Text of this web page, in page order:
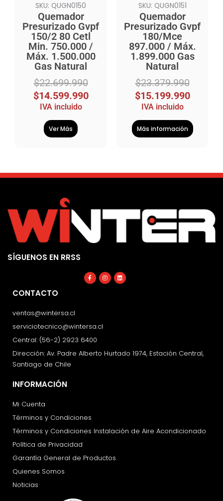
SKU: QUGN0150
Quemador
Presurizado Gvpf
150/2 80 Cetl
Min. 750.000 /
Máx. 1.500.000
Gas Natural
$22.699.990
$14.599.990
IVA incluido
Ver Más
SKU: QUGN0151
Quemador
Presurizado Gvpf
180/Mce
897.000 / Máx.
1.899.000 Gas
Natural
$23.379.990
$15.199.990
IVA incluido
Más información
SÍGUENOS EN RRSS
Facebook-
f
Instagram
Linkedin
CONTACTO
ventas@wintersa.cl
serviciotecnico@wintersa.cl
Central: (56-2) 2923 6400
Dirección: Av. Padre Alberto Hurtado 1974, Estación Central,
Santiago de Chile
INFORMACIÓN
Mi Cuenta
Términos y Condiciones
Términos y Condiciones Instalación de Aire Acondicionado
Política de Privacidad
Garantía General de Productos
Quienes Somos
Noticias